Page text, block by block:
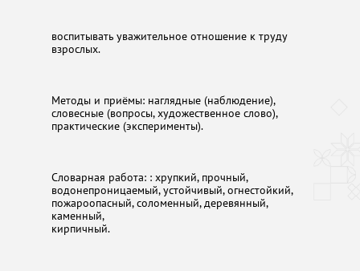
воспитывать уважительное отношение к труду
взрослых.
Методы и приёмы: наглядные (наблюдение),
словесные (вопросы, художественное слово),
практические (эксперименты).
Словарная работа: : хрупкий, прочный,
водонепроницаемый, устойчивый, огнестойкий,
пожароопасный, соломенный, деревянный,
каменный,
кирпичный.